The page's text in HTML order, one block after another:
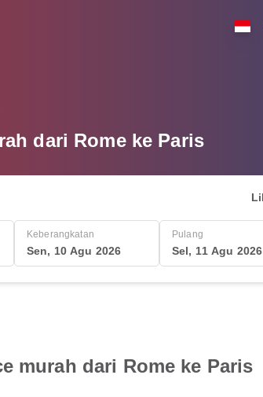
dari Rome ke Paris
Keberangkatan
Sen, 10 Agu 2026
Pulang
Sel, 11 Agu 2026
murah dari Rome ke Paris